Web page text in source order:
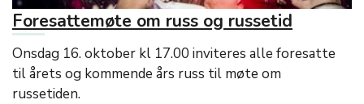
Foresattemøte om russ og russetid
Onsdag 16. oktober kl 17.00 inviteres alle foresatte
til årets og kommende års russ til møte om
russetiden.